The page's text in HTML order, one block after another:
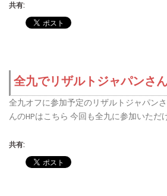
共有:
全九でリザルトジャパンさ
全九オフに参加予定のリザルトジャパン
んのHPはこちら 今回も全九に参加いただ
共有: